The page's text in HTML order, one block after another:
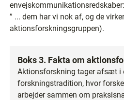
envejskommunikationsredskaber:
” ... dem har vi nok af, og de
aktionsforskningsgruppen).
Boks 3. Fakta om
Aktionsforskning tager afsæt i
forskningstradition, hvor
arbejder sammen om